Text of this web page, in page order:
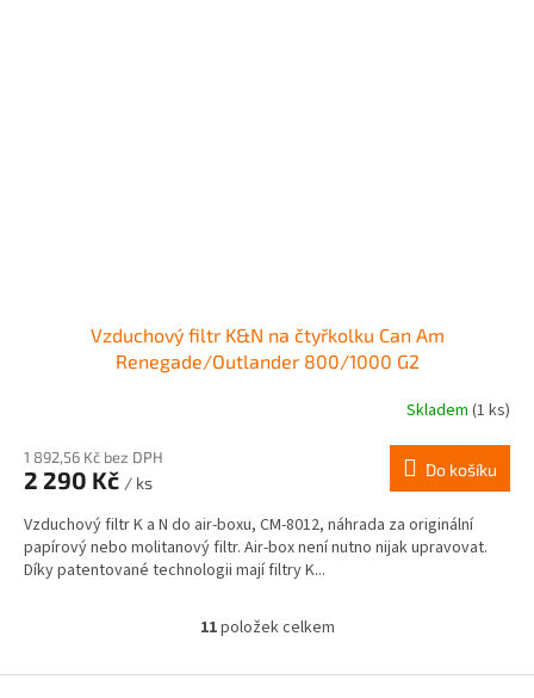
Vzduchový filtr K&N na čtyřkolku Can Am
Renegade/Outlander 800/1000 G2
Skladem (1 ks)
1 892,56 Kč bez DPH
2 290 Kč / ks
Do košíku
Vzduchový filtr K a N do air-boxu, CM-8012, náhrada za originální
papírový nebo molitanový filtr. Air-box není nutno nijak upravovat.
Díky patentované technologii mají filtry K...
O
l
11položek celkem